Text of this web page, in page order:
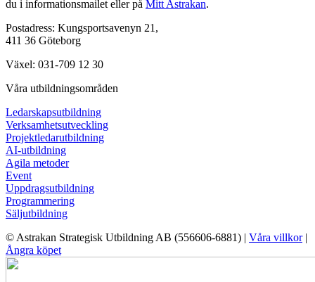
du i informationsmailet eller på Mitt Astrakan.
Postadress: Kungsportsavenyn 21,
411 36 Göteborg
Växel: 031-709 12 30
Våra utbildningsområden
Ledarskapsutbildning
Verksamhetsutveckling
Projektledarutbildning
AI-utbildning
Agila metoder
Event
Uppdragsutbildning
Programmering
Säljutbildning
© Astrakan Strategisk Utbildning AB (556606-6881) | Våra villkor|
Ångra köpet